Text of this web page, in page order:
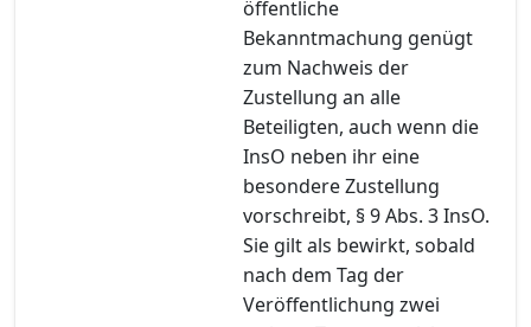
öffentliche
Bekanntmachung genügt
zum Nachweis der
Zustellung an alle
Beteiligten, auch wenn die
InsO neben ihr eine
besondere Zustellung
vorschreibt, § 9 Abs. 3 InsO.
Sie gilt als bewirkt, sobald
nach dem Tag der
Veröffentlichung zwei